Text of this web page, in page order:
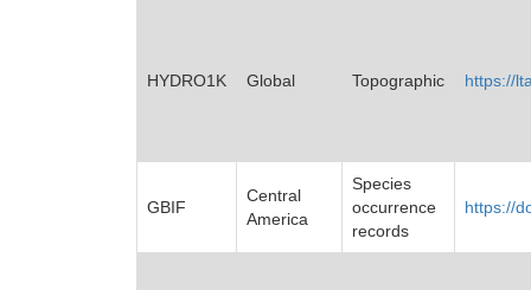
HYDRO1K Global Topographic https://
GBIF
Central
America
Species
occurrence
records
https://